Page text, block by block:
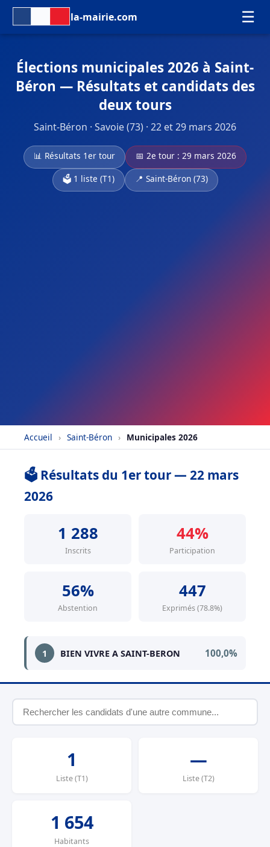
la-mairie.com ☰
Élections municipales 2026 à Saint-
Béron — Résultats et candidats des
deux tours
Saint-Béron · Savoie (73) · 22 et 29 mars 2026
📊 Résultats 1er tour
📅 2e tour : 29 mars 2026
🗳️ 1 liste (T1)
📍 Saint-Béron (73)
Accueil › Saint-Béron › Municipales 2026
🗳️ Résultats du 1er tour — 22 mars
2026
1 288
Inscrits
44%
Participation
56%
Abstention
447
Exprimés (78.8%)
1 BIEN VIVRE A SAINT-BERON 100,0%
1
Liste (T1)
—
Liste (T2)
1 654
Habitants